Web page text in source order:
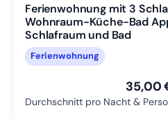
Ferienwohnung mit 3
Wohnraum-Küche-Bad
Schlafraum und Bad
Ferienwohnung
35,00
Durchschnitt pro Nacht &